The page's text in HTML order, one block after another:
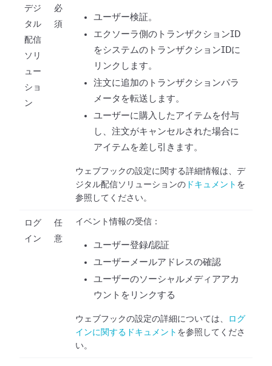
デジ
タル
配信
ソリ
ュー
ショ
ン
必
須
ユーザー検証。
エクソーラ側のトランザクションID
をシステムのトランザクションIDに
リンクします。
注文に追加のトランザクションパラ
メータを転送します。
ユーザーに購入したアイテムを付与
し、注文がキャンセルされた場合に
アイテムを差し引きます。
ウェブフックの設定に関する詳細情報は、デ
ジタル配信ソリューションの ドキュメント を
参照してください。
ログ
イン
任
意
イベント情報の受信：
ユーザー登録/認証
ユーザーメールアドレスの確認
ユーザーのソーシャルメディアアカ
ウントをリンクする
ウェブフックの設定の詳細については、
ログ
インに関するドキュメント を参照してくださ
い。